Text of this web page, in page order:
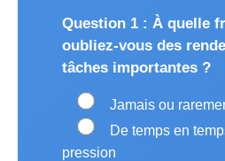
Question 1 : À quelle
oubliez-vous des
tâches importantes ?
Jamais ou
De temps en
pression